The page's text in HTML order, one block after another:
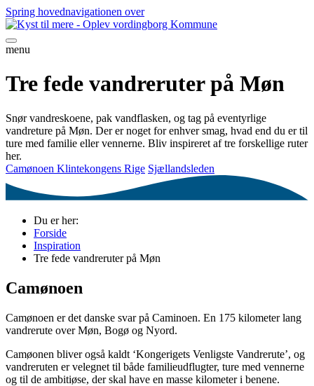
Spring hovednavigationen over
menu
Tre fede vandreruter på Møn
Snør vandreskoene, pak vandflasken, og tag på eventyrlige
vandreture på Møn. Der er noget for enhver smag, hvad end du er til
ture med familie eller vennerne. Bliv inspireret af tre forskellige ruter
her.
Camønoen Klintekongens Rige Sjællandsleden
Du er her:
Forside
Inspiration
Tre fede vandreruter på Møn
Camønoen
Camønoen er det danske svar på Caminoen. En 175 kilometer lang
vandrerute over Møn, Bogø og Nyord.
Camøonen bliver også kaldt ‘Kongerigets Venligste Vandrerute’, og
vandreruten er velegnet til både familieudflugter, ture med vennerne
og til de ambitiøse, der skal have en masse kilometer i benene.